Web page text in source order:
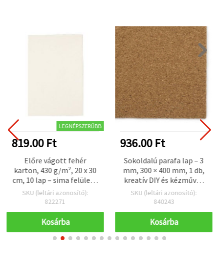
LEGNÉPSZERŰBB
819.00 Ft
Előre vágott fehér
karton, 430 g/m², 20 x 30
cm, 10 lap – sima felületű
kreatív karton
scrapbookhoz,
rajzoláshoz és
SKU (leltári azonosító):
822271
Kosárba
936.00 Ft
Sokoldalú parafa lap – 3
mm, 300 × 400 mm, 1 db,
kreatív DIY és kézműves
projektekhez
SKU (leltári azonosító):
840243
Kosárba